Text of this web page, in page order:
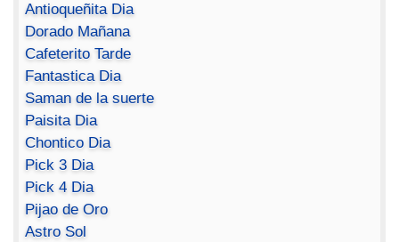
Antioqueñita Dia
Dorado Mañana
Cafeterito Tarde
Fantastica Dia
Saman de la suerte
Paisita Dia
Chontico Dia
Pick 3 Dia
Pick 4 Dia
Pijao de Oro
Astro Sol